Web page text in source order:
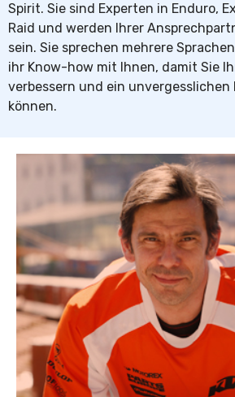
Spirit. Sie sind Experten in Enduro,
Raid und werden Ihrer
sein. Sie sprechen mehrere
ihr Know-how mit Ihnen, damit Sie
verbessern und ein unvergesslichen
können.